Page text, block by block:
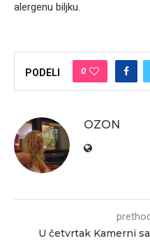
alergenu biljku.
PODELI 0
OZON
U četvrtak Kamerni